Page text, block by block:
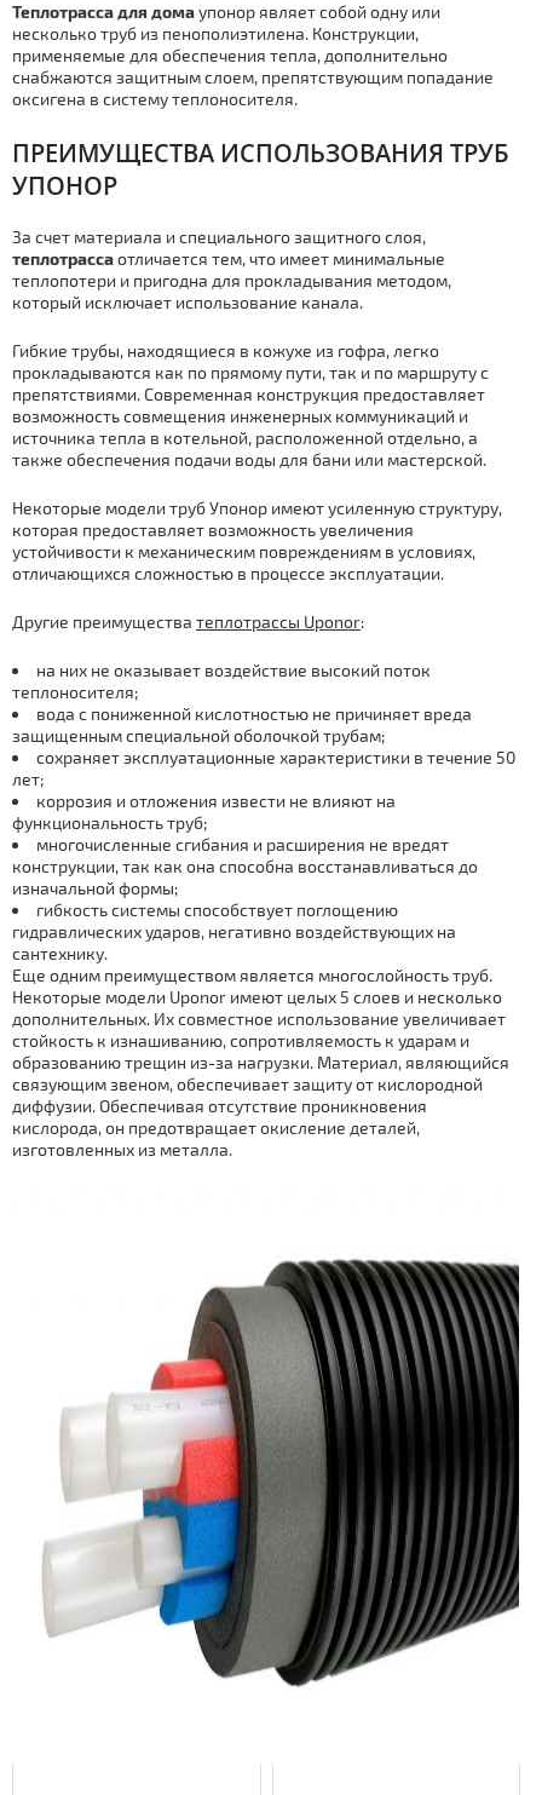
Теплотрасса для домаупонор являет собой одну или
несколько труб из пенополиэтилена. Конструкции,
применяемые для обеспечения тепла, дополнительно
снабжаются защитным слоем, препятствующим попадание
оксигена в систему теплоносителя.
ПРЕИМУЩЕСТВА ИСПОЛЬЗОВАНИЯ ТРУБ
УПОНОР
За счет материала и специального защитного слоя,
теплотрассаотличается тем, что имеет минимальные
теплопотери и пригодна для прокладывания методом,
который исключает использование канала.
Гибкие трубы, находящиеся в кожухе из гофра, легко
прокладываются как по прямому пути, так и по маршруту с
препятствиями. Современная конструкция предоставляет
возможность совмещения инженерных коммуникаций и
источника тепла в котельной, расположенной отдельно, а
также обеспечения подачи воды для бани или мастерской.
Некоторые модели труб Упонор имеют усиленную структуру,
которая предоставляет возможность увеличения
устойчивости к механическим повреждениям в условиях,
отличающихся сложностью в процессе эксплуатации.
Другие преимущества теплотрассы Uponor:
на них не оказывает воздействие высокий поток
теплоносителя;
вода с пониженной кислотностью не причиняет вреда
защищенным специальной оболочкой трубам;
сохраняет эксплуатационные характеристики в течение 50
лет;
коррозия и отложения извести не влияют на
функциональность труб;
многочисленные сгибания и расширения не вредят
конструкции, так как она способна восстанавливаться до
изначальной формы;
гибкость системы способствует поглощению
гидравлических ударов, негативно воздействующих на
сантехнику.
Еще одним преимуществом является многослойность труб.
Некоторые модели Uponor имеют целых 5 слоев и несколько
дополнительных. Их совместное использование увеличивает
стойкость к изнашиванию, сопротивляемость к ударам и
образованию трещин из-за нагрузки. Материал, являющийся
связующим звеном, обеспечивает защиту от кислородной
диффузии. Обеспечивая отсутствие проникновения
кислорода, он предотвращает окисление деталей,
изготовленных из металла.